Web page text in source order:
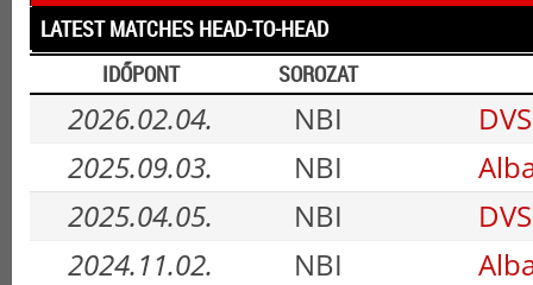
LATEST MATCHES HEAD-TO-HEAD
IDŐPONT
SOROZAT
2026.02.04. NBI
2025.09.03.
NBI
2025.04.05.
NBI
2024.11.02.
NBI